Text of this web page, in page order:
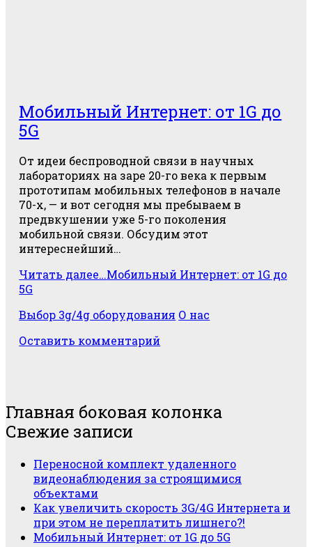
Мобильный Интернет: от 1G до
5G
От идеи беспроводной связи в научных
лабораториях на заре 20-го века к первым
прототипам мобильных телефонов в начале
70-х, — и вот сегодня мы пребываем в
предвкушении уже 5-го поколения
мобильной связи. Обсудим этот
интереснейший…
Читать далее…Мобильный Интернет: от 1G до
5G
Выбор 3g/4g оборудования О нас
Оставить комментарий
Главная боковая колонка
Свежие записи
Переносной комплект удаленного
видеонаблюдения за строящимися
объектами
Как увеличить скорость 3G/4G Интернета и
при этом не переплатить лишнего?!
Мобильный Интернет: от 1G до 5G